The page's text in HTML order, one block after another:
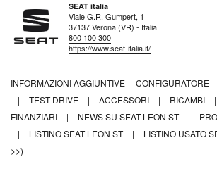
SEAT italia
Viale G.R. Gumpert, 1
37137 Verona (VR) - Italia
800 100 300
https://www.seat-italia.it/
INFORMAZIONI AGGIUNTIVE CONFIGURATORE
|
TEST DRIVE | ACCESSORI | RICAMBI |
FINANZIARI
| NEWS SU SEAT LEON ST |
|
LISTINO SEAT LEON ST |
LISTINO USATO
>>)